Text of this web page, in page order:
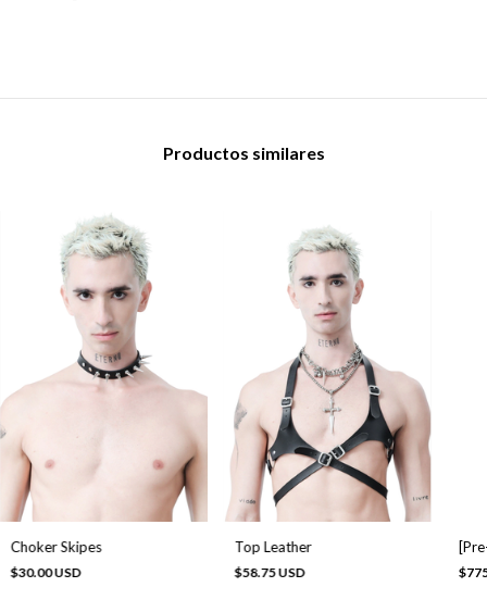
Productos similares
Choker Skipes
$30.00 USD
Top Leather
$58.75 USD